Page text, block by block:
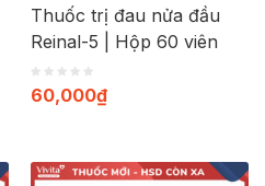
Thuốc trị đau nửa đầu
Reinal-5 | Hộp 60 viên
60,000₫